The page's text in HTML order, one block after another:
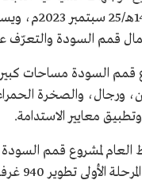
ربيع
قمم السودة والتعرّف
معايير الاستدامة.
و391 وحدة سكنية، و32 ألف م2 من المساحات التجارية.